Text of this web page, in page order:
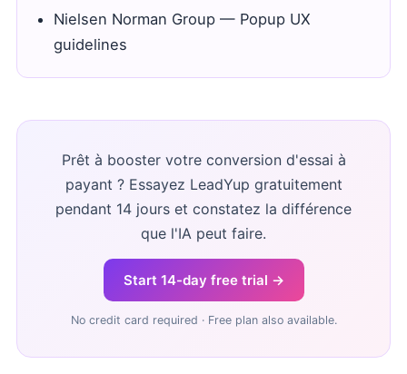
Nielsen Norman Group — Popup UX
guidelines
Prêt à booster votre conversion d'essai à
payant ? Essayez LeadYup gratuitement
pendant 14 jours et constatez la différence
que l'IA peut faire.
Start 14-day free trial →
No credit card required · Free plan also available.